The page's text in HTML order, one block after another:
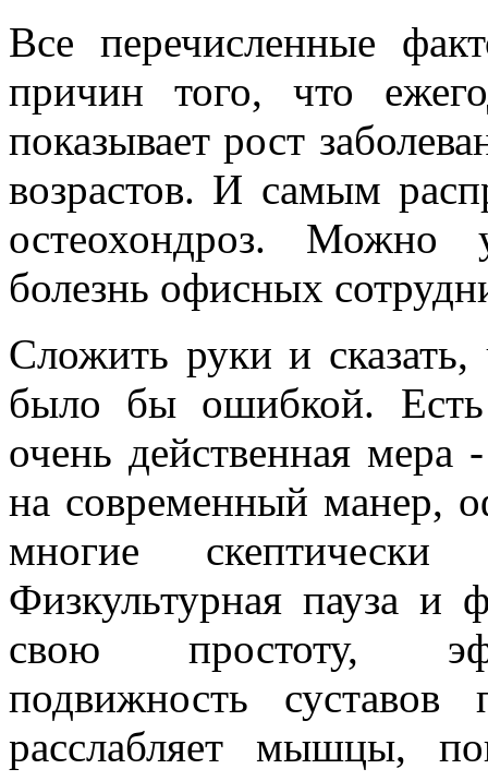
Все перечисленные
причин того, что
показывает рост
возрастов. И самым
остеохондроз. Можно
болезнь офисных
Сложить руки и
было бы ошибкой. Есть
очень действенная мера
на современный манер,
многие
Физкультурная пауза и
свою простоту,
подвижность суставов
расслабляет мышцы,